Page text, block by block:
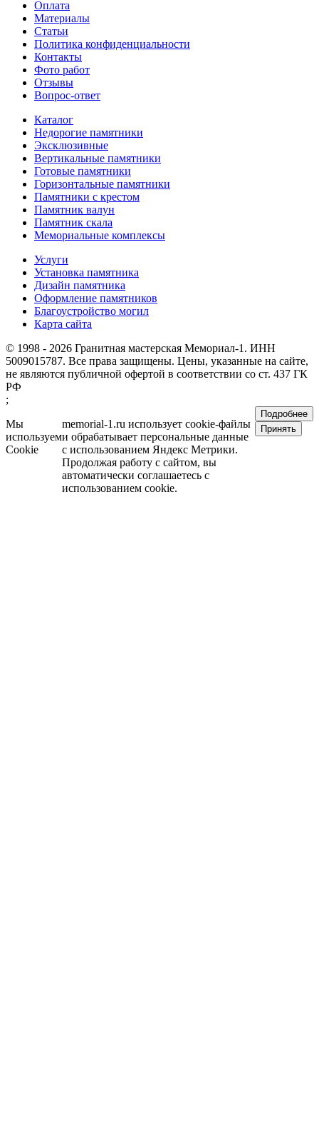
Оплата
Материалы
Статьи
Политика конфиденциальности
Контакты
Фото работ
Отзывы
Вопрос-ответ
Каталог
Недорогие памятники
Эксклюзивные
Вертикальные памятники
Готовые памятники
Горизонтальные памятники
Памятники с крестом
Памятник валун
Памятник скала
Мемориальные комплексы
Услуги
Установка памятника
Дизайн памятника
Оформление памятников
Благоустройство могил
Карта сайта
© 1998 - 2026 Гранитная мастерская Мемориал-1. ИНН
5009015787. Все права защищены. Цены, указанные на сайте,
не являются публичной офертой в соответствии со ст. 437 ГК
РФ
;
Мы
используем
Cookie
memorial-1.ru использует cookie-файлы
и обрабатывает персональные данные
с использованием Яндекс Метрики.
Продолжая работу с сайтом, вы
автоматически соглашаетесь с
использованием cookie.
Подробнее
Принять